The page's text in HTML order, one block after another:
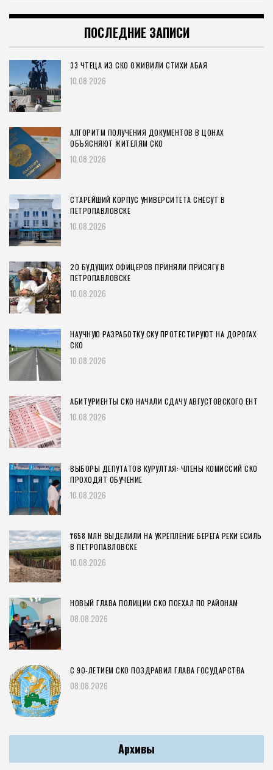
ПОСЛЕДНИЕ ЗАПИСИ
33 ЧТЕЦА ИЗ СКО ОЖИВИЛИ СТИХИ АБАЯ
10.08.2026
АЛГОРИТМ ПОЛУЧЕНИЯ ДОКУМЕНТОВ В ЦОНАХ
ОБЪЯСНЯЮТ ЖИТЕЛЯМ СКО
10.08.2026
СТАРЕЙШИЙ КОРПУС УНИВЕРСИТЕТА СНЕСУТ В
ПЕТРОПАВЛОВСКЕ
10.08.2026
20 БУДУЩИХ ОФИЦЕРОВ ПРИНЯЛИ ПРИСЯГУ В
ПЕТРОПАВЛОВСКЕ
10.08.2026
НАУЧНУЮ РАЗРАБОТКУ СКУ ПРОТЕСТИРУЮТ НА ДОРОГАХ
СКО
10.08.2026
АБИТУРИЕНТЫ СКО НАЧАЛИ СДАЧУ АВГУСТОВСКОГО ЕНТ
10.08.2026
ВЫБОРЫ ДЕПУТАТОВ КУРУЛТАЯ: ЧЛЕНЫ КОМИССИЙ СКО
ПРОХОДЯТ ОБУЧЕНИЕ
10.08.2026
₸658 МЛН ВЫДЕЛИЛИ НА УКРЕПЛЕНИЕ БЕРЕГА РЕКИ ЕСИЛЬ
В ПЕТРОПАВЛОВСКЕ
10.08.2026
НОВЫЙ ГЛАВА ПОЛИЦИИ СКО ПОЕХАЛ ПО РАЙОНАМ
08.08.2026
С 90-ЛЕТИЕМ СКО ПОЗДРАВИЛ ГЛАВА ГОСУДАРСТВА
08.08.2026
Архивы